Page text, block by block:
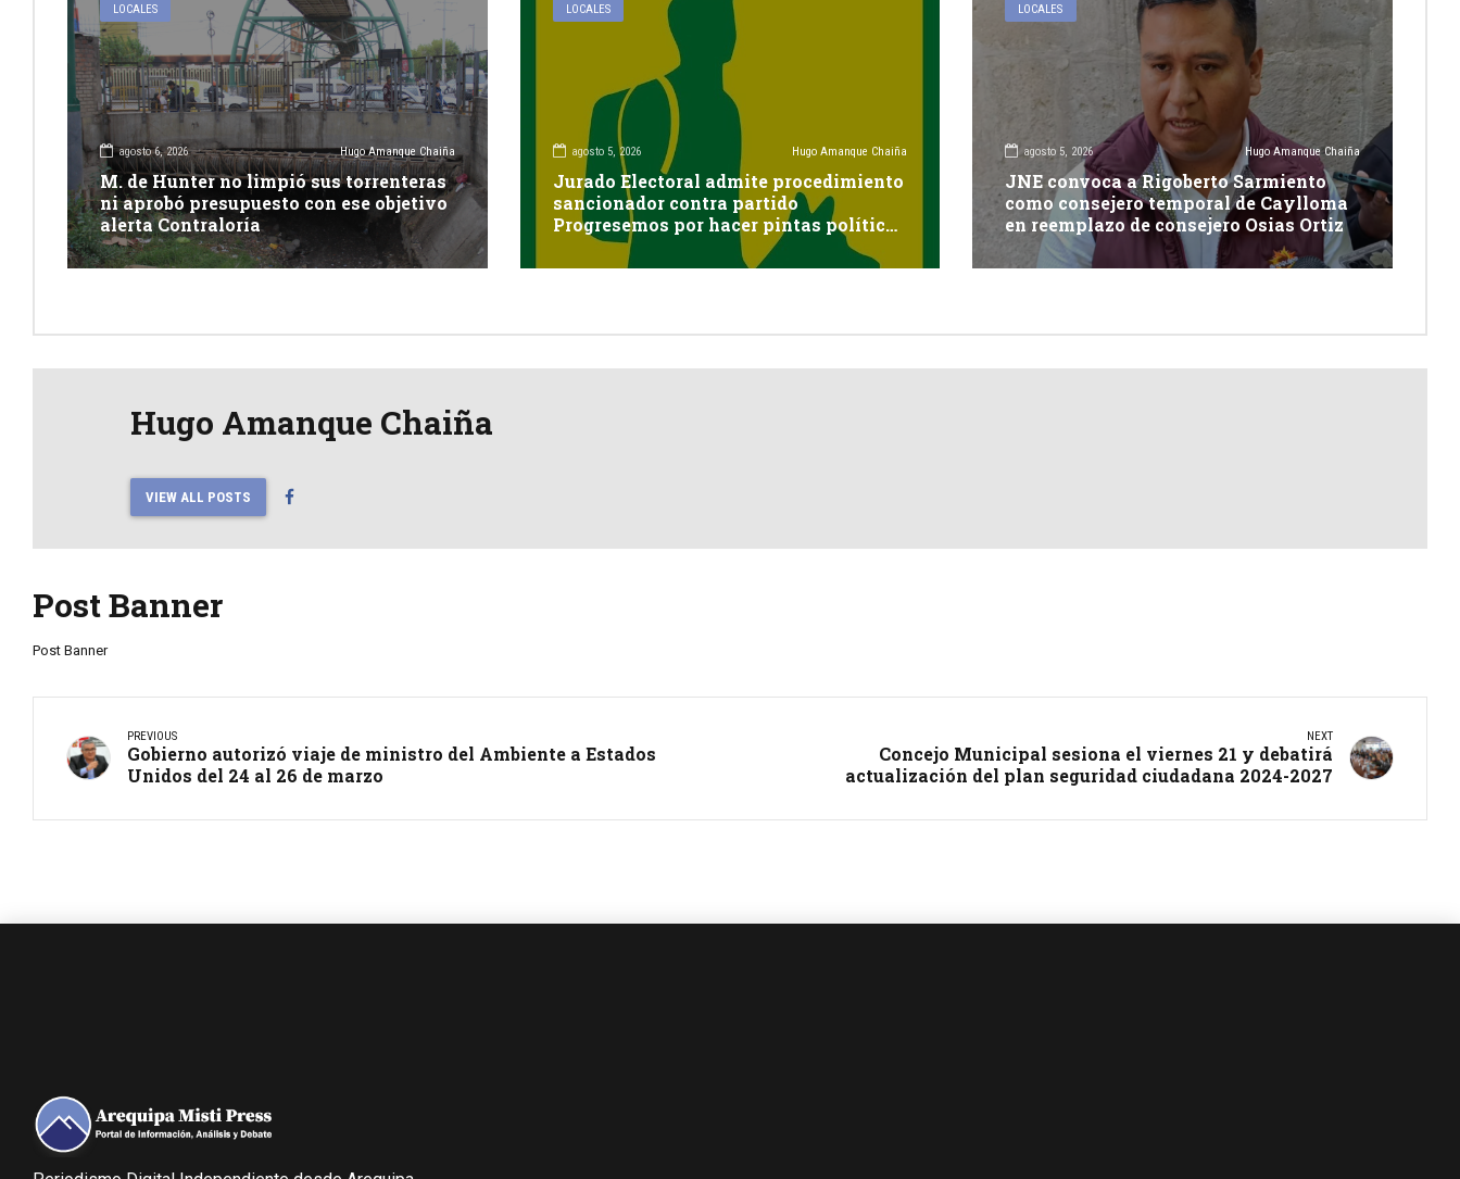
LOCALES
agosto 6, 2026 Hugo Amanque Chaiña
M. de Hunter no limpió sus torrenteras
ni aprobó presupuesto con ese objetivo
alerta Contraloría
LOCALES
agosto 5, 2026 Hugo Amanque Chaiña
Jurado Electoral admite procedimiento
sancionador contra partido
Progresemos por hacer pintas políticas
sin autorización en Cayma
LOCALES
agosto 5, 2026 Hugo Amanque Chaiña
JNE convoca a Rigoberto Sarmiento
como consejero temporal de Caylloma
en reemplazo de consejero Osias Ortiz
Hugo Amanque Chaiña
VIEW ALL POSTS
Post Banner
Post Banner
PREVIOUS
Gobierno autorizó viaje de ministro del Ambiente a Estados
Unidos del 24 al 26 de marzo
NEXT
Concejo Municipal sesiona el viernes 21 y debatirá
actualización del plan seguridad ciudadana 2024-2027